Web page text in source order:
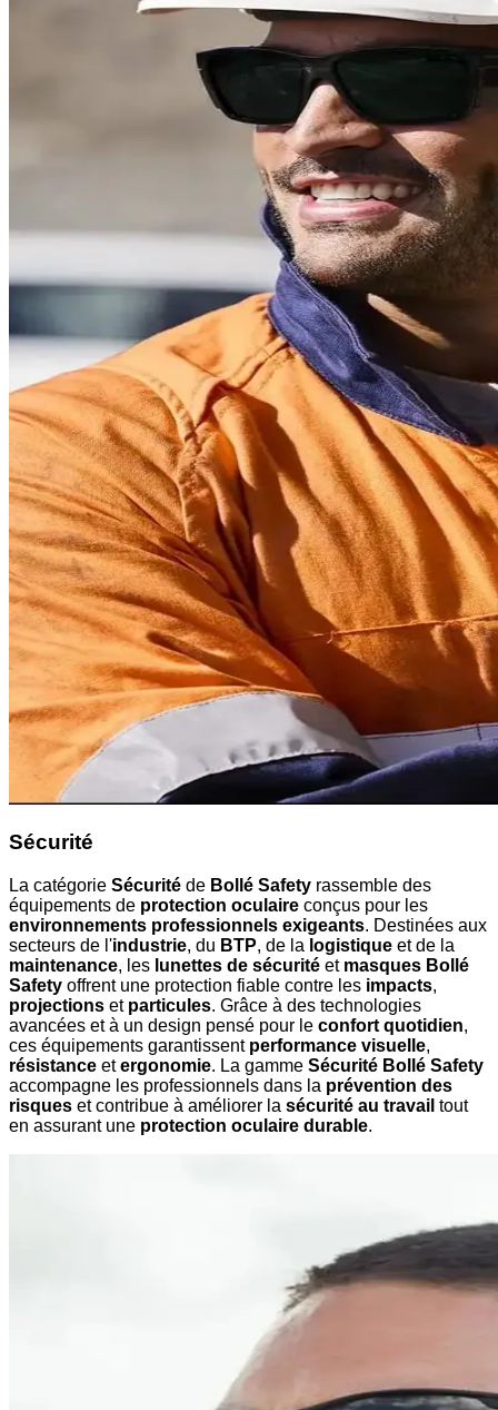
Sécurité
La catégorie Sécurité de Bollé Safety rassemble des
équipements de protection oculaire conçus pour les
environnements professionnels exigeants. Destinées aux
secteurs de l'industrie, du BTP, de la logistique et de la
maintenance, les lunettes de sécurité et masques Bollé
Safety offrent une protection fiable contre les impacts,
projections et particules. Grâce à des technologies
avancées et à un design pensé pour le confort quotidien,
ces équipements garantissent performance visuelle,
résistance etergonomie. La gamme Sécurité Bollé Safety
accompagne les professionnels dans la prévention des
risques et contribue à améliorer la sécurité au travail tout
en assurant une protection oculaire durable.